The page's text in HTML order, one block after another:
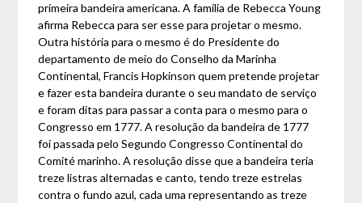
primeira bandeira americana. A família de Rebecca Young
afirma Rebecca para ser esse para projetar o mesmo.
Outra história para o mesmo é do Presidente do
departamento de meio do Conselho da Marinha
Continental, Francis Hopkinson quem pretende projetar
e fazer esta bandeira durante o seu mandato de serviço
e foram ditas para passar a conta para o mesmo para o
Congresso em 1777. A resolução da bandeira de 1777
foi passada pelo Segundo Congresso Continental do
Comité marinho. A resolução disse que a bandeira teria
treze listras alternadas e canto, tendo treze estrelas
contra o fundo azul, cada uma representando as treze